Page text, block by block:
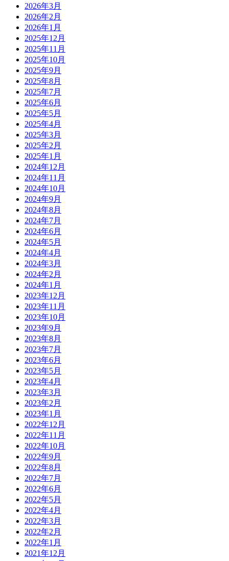
2026年3月
2026年2月
2026年1月
2025年12月
2025年11月
2025年10月
2025年9月
2025年8月
2025年7月
2025年6月
2025年5月
2025年4月
2025年3月
2025年2月
2025年1月
2024年12月
2024年11月
2024年10月
2024年9月
2024年8月
2024年7月
2024年6月
2024年5月
2024年4月
2024年3月
2024年2月
2024年1月
2023年12月
2023年11月
2023年10月
2023年9月
2023年8月
2023年7月
2023年6月
2023年5月
2023年4月
2023年3月
2023年2月
2023年1月
2022年12月
2022年11月
2022年10月
2022年9月
2022年8月
2022年7月
2022年6月
2022年5月
2022年4月
2022年3月
2022年2月
2022年1月
2021年12月